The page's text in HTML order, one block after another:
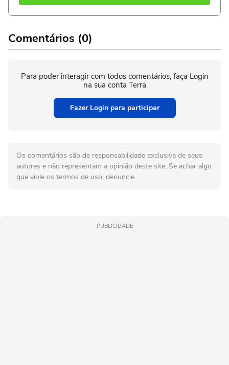
Comentários (0)
Para poder interagir com todos comentários, faça Login
na sua conta Terra
Fazer Login para participar
Os comentários são de responsabilidade exclusiva de seus
autores e não representam a opinião deste site. Se achar algo
que viole os termos de uso, denuncie.
PUBLICIDADE